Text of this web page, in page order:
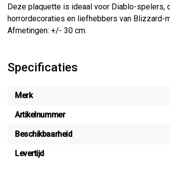
Deze plaquette is ideaal voor Diablo-spelers,
horrordecoraties en liefhebbers van Blizzard-
Afmetingen: +/- 30 cm.
Specificaties
Merk
Artikelnummer
Beschikbaarheid
Levertijd